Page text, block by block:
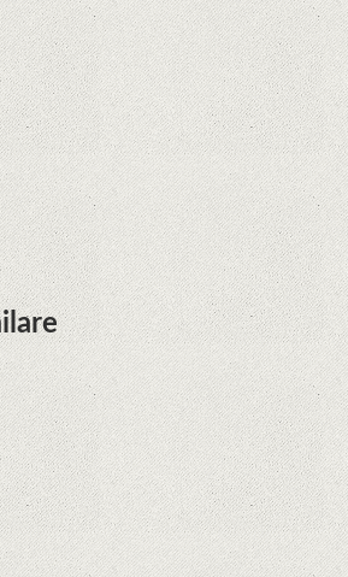
Huawei
o posibilă
curând
variabil
pentru
cum